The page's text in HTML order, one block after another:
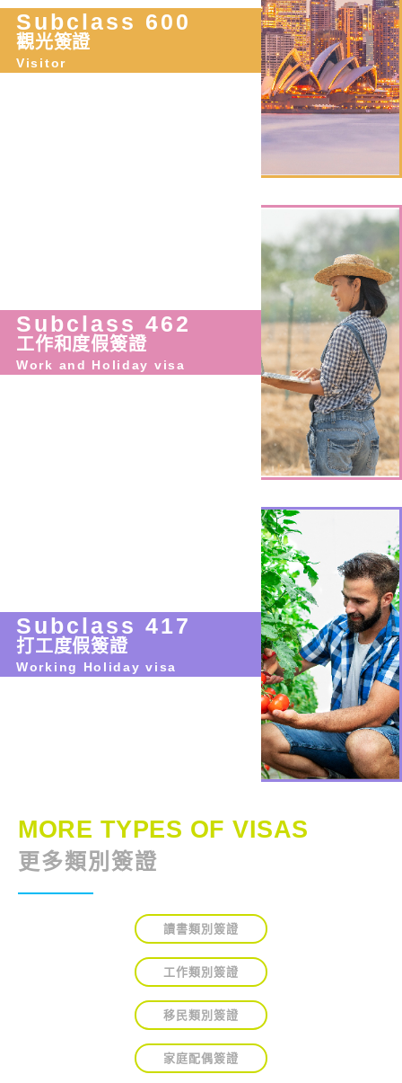
Subclass 600
觀光簽證
Visitor
Subclass 462
工作和度假簽證
Work and Holiday visa
Subclass 417
打工度假簽證
Working Holiday visa
MORE TYPES OF VISAS
更多類別簽證
讀書類別簽證
工作類別簽證
移民類別簽證
家庭配偶簽證